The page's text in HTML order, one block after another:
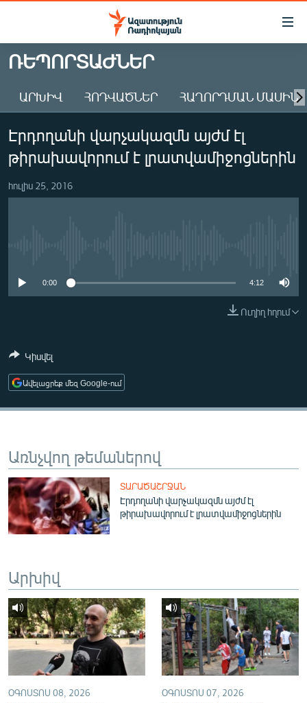
Մատչելիության
Անցնել
հիմնական
Անցնել
հիմնական
մենյուին
Որոնում
ԱԶԱՏՈՒԹՅՈՒՆ TV
ՀԱՅԱՍՏԱՆ
ԸՆՏՐՈՒԹՅՈՒՆՆԵՐ 2026
ԻՐԱՎՈՒՆՔ
ՀԱՍԱՐԱԿՈՒԹՅՈՒՆ
ՏԱՐԱԾԱՇՐՋԱՆ
ՄԵԿՆԱԲԱՆՈՒԹՅՈՒՆ
ԱՐԽԻՎ
ՏԵՍԱՆՅՈՒԹԵՐ
ԲԱՆԱՎԵՃ
Հայերեն
English
Русский
ՀԵՏԵՎԵՔ ՄԵԶ
ՌԵՊՈՐՏԱԺՆԵՐ
ԱՐԽԻՎ ՀՈԴՎԱԾՆԵՐ ՀԱՂՈՐԴՄԱՆ ՄԱՍԻՆ
Էրդողանի վարչակազմն այժմ էլ
թիրախավորում է լրատվամիջոցներին
հուլիս 25, 2016
0:00 4:12
Ուղիղ հղում
Կիսվել
Ավելացրեք մեզ Google-ում
Առնչվող թեմաներով
ՏԱՐԱԾԱՇՐՋԱՆ
Էրդողանի վարչակազմն այժմ էլ
թիրախավորում է լրատվամիջոցներին
Արխիվ
ՕԳՈՍՏՈՍ 08, 2026 ՕԳՈՍՏՈՍ 07, 2026